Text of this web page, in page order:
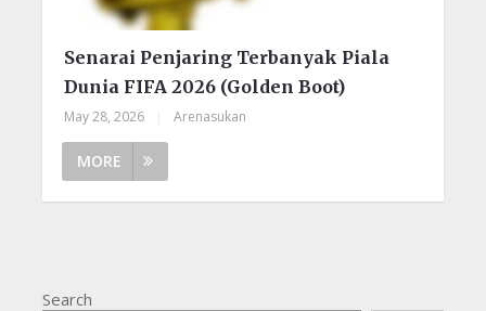
Senarai Penjaring Terbanyak Piala
Dunia FIFA 2026 (Golden Boot)
May 28, 2026 Arenasukan
MORE
Search